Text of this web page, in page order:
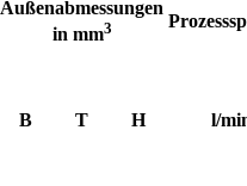
Außenabmessungen
in mm3
B T H l/